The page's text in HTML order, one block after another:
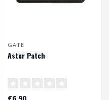
GATE
Aster Patch